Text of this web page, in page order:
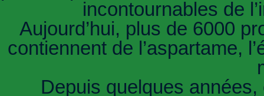
incontournables de
Aujourd’hui, plus de 6000
contiennent de l’aspartame,
Depuis quelques